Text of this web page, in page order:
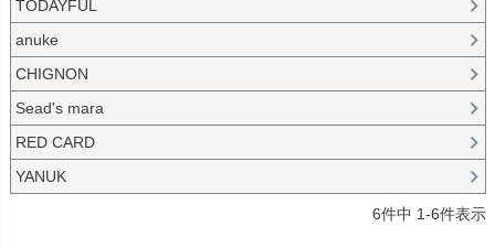
TODAYFUL
anuke
CHIGNON
Sead's mara
RED CARD
YANUK
6件中 1-6件表示